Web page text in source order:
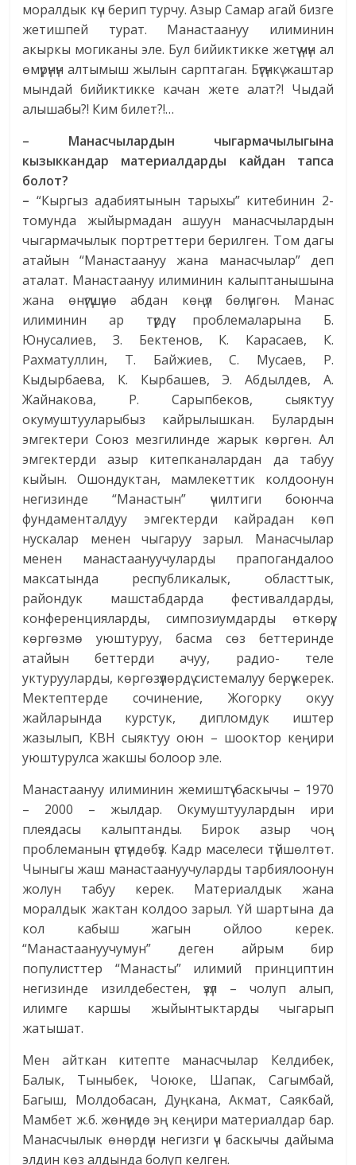
моралдык күч берип турчу. Азыр Самар агай бизге
жетишпей турат. Манастаануу илиминин
акыркы могиканы эле. Бул бийиктикке жетүү үчүн ал
өмүрүнүн алтымыш жылын сарптаган. Бүгүнкү жаштар
мындай бийиктикке качан жете алат?! Чыдай
алышабы?! Ким билет?!…
– Манасчылардын чыгармачылыгына
кызыккандар материалдарды кайдан тапса
болот?
– “Кыргыз адабиятынын тарыхы” китебинин 2-
томунда жыйырмадан ашуун манасчылардын
чыгармачылык портреттери берилген. Том дагы
атайын “Манастаануу жана манасчылар” деп
аталат. Манастаануу илиминин калыптанышына
жана өнүгүшүнө абдан көңүл бөлүнгөн. Манас
илиминин ар түрдүү проблемаларына Б.
Юнусалиев, З. Бектенов, К. Карасаев, К.
Рахматуллин, Т. Байжиев, С. Мусаев, Р.
Кыдырбаева, К. Кырбашев, Э. Абдылдев, А.
Жайнакова, Р. Сарыпбеков, сыяктуу
окумуштууларыбыз кайрылышкан. Булардын
эмгектери Союз мезгилинде жарык көргөн. Ал
эмгектерди азыр китепканалардан да табуу
кыйын. Ошондуктан, мамлекеттик колдоонун
негизинде “Манастын” үчилтиги боюнча
фундаменталдуу эмгектерди кайрадан көп
нускалар менен чыгаруу зарыл. Манасчылар
менен манастаануучуларды прапогандалоо
максатында республикалык, областтык,
райондук машстабдарда фестивалдарды,
конференцияларды, симпозиумдарды өткөрүү,
көргөзмө уюштуруу, басма сөз беттеринде
атайын беттерди ачуу, радио- теле
уктурууларды, көргөзүүлөрдү системалуу берүү керек.
Мектептерде сочинение, Жогорку окуу
жайларында курстук, дипломдук иштер
жазылып, КВН сыяктуу оюн – шооктор кеңири
уюштурулса жакшы болоор эле.
Манастаануу илиминин жемиштүү баскычы – 1970
– 2000 – жылдар. Окумуштуулардын ири
плеядасы калыптанды. Бирок азыр чоң
проблеманын үстүндөбүз. Кадр маселеси түйшөлтөт.
Чыныгы жаш манастаануучуларды тарбиялоонун
жолун табуу керек. Материалдык жана
моралдык жактан колдоо зарыл. Үй шартына да
кол кабыш жагын ойлоо керек.
“Манастаануучумун” деген айрым бир
популисттер “Манасты” илимий принциптин
негизинде изилдебестен, үзүл – чолуп алып,
илимге каршы жыйынтыктарды чыгарып
жатышат.
Мен айткан китепте манасчылар Келдибек,
Балык, Тыныбек, Чоюке, Шапак, Сагымбай,
Багыш, Молдобасан, Дуңкана, Акмат, Саякбай,
Мамбет ж.б. жөнүндө эң кеңири материалдар бар.
Манасчылык өнөрдүн негизги үч баскычы дайыма
элдин көз алдында болуп келген.